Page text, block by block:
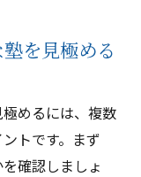
を見極める
めるには、複数
トです。まず
確認しましょ